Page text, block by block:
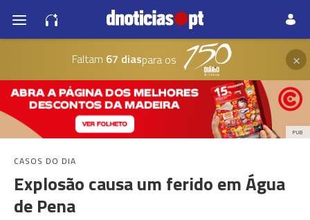
Faltam 67 diaspara os ×
PUB
CASOS DO DIA
Explosão causa um ferido em Água
de Pena